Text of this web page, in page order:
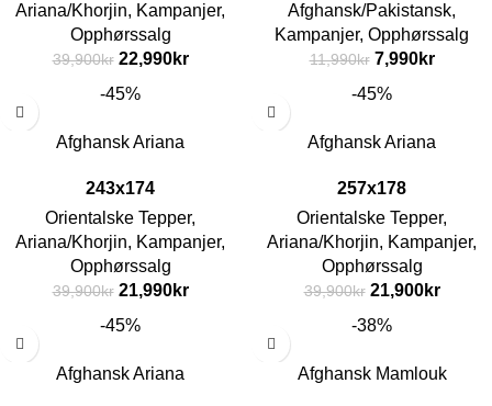
Ariana/Khorjin, Kampanjer,
Opphørssalg
39,900kr 22,990kr
Afghansk/Pakistansk,
Kampanjer, Opphørssalg
11,990kr 7,990kr
-45%
Afghansk Ariana
243x174
Orientalske Tepper,
Ariana/Khorjin, Kampanjer,
Opphørssalg
39,900kr 21,990kr
-45%
Afghansk Ariana
257x178
Orientalske Tepper,
Ariana/Khorjin, Kampanjer,
Opphørssalg
39,900kr 21,900kr
-45%
Afghansk Ariana
-38%
Afghansk Mamlouk